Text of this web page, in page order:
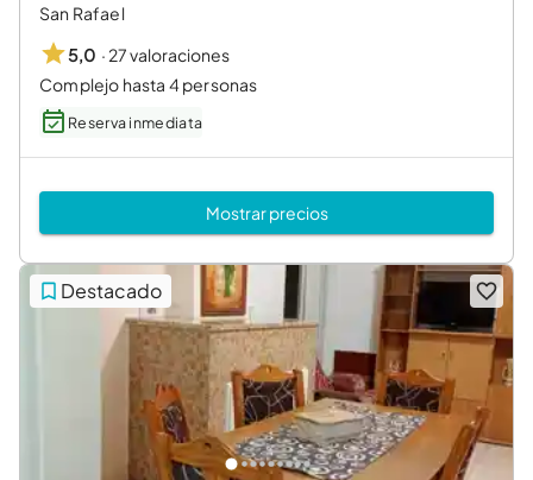
San Rafael
5,0 · 27 valoraciones
Complejo hasta 4 personas
Reserva inmediata
Mostrar precios
Destacado